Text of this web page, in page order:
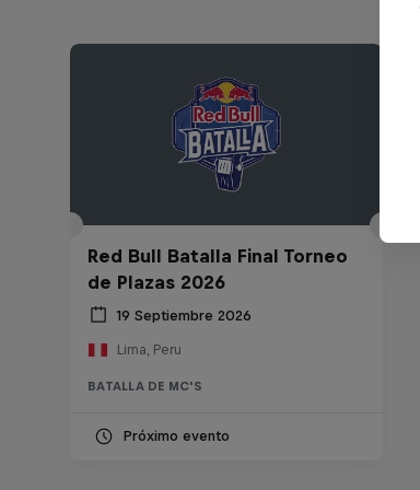
Red Bull Batalla Final Torneo
de Plazas 2026
19 Septiembre 2026
Lima, Peru
BATALLA DE MC'S
Próximo evento